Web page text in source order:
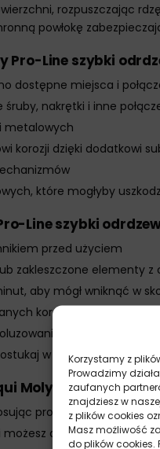
Korzystamy z
Prowadzimy
zaufanych
znajdziesz w
z plików cookies
Masz możliwość
do plików cookies.
rozpuszczając
powłokę
Pro-Line szybki
dostępne miejsca i
śruby, nakrętki i inne
metalowych
korozji dzięki dodatkowi
które mogłyby
Line szybki
przed użyciem
zakleszczone elementy z
aby mógł wniknąć w
korozją elementów
połączenia
w zardzewiały
Moly Pro-Line
produkt w
delikatnie